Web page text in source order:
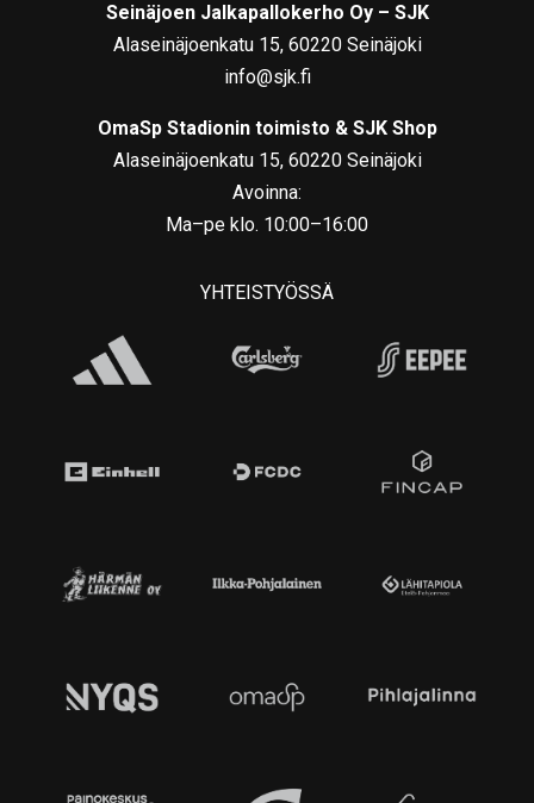
Seinäjoen Jalkapallokerho Oy – SJK
Alaseinäjoenkatu 15, 60220 Seinäjoki
info@sjk.fi
OmaSp Stadionin toimisto & SJK Shop
Alaseinäjoenkatu 15, 60220 Seinäjoki
Avoinna:
Ma–pe klo. 10:00–16:00
YHTEISTYÖSSÄ